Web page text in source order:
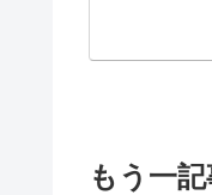
もう一